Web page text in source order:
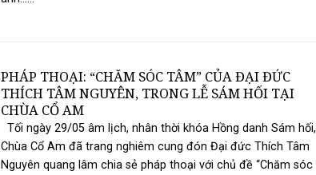
PHÁP THOẠI: “CHĂM SÓC TÂM” CỦA ĐẠI ĐỨC
THÍCH TÂM NGUYÊN, TRONG LỄ SÁM HỐI TẠI
CHÙA CỔ AM
Tối ngày 29/05 âm lịch, nhân thời khóa Hồng danh Sám hối,
Chùa Cổ Am đã trang nghiêm cung đón Đại đức Thích Tâm
Nguyên quang lâm chia sẻ pháp thoại với chủ đề “Chăm sóc